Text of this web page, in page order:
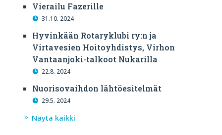
Vierailu Fazerille
31.10. 2024
Hyvinkään Rotaryklubi ry:n ja
Virtavesien Hoitoyhdistys, Virhon
Vantaanjoki-talkoot Nukarilla
22.8. 2024
Nuorisovaihdon lähtöesitelmät
29.5. 2024
Näytä kaikki